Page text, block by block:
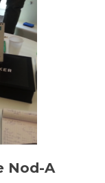
Nod-A